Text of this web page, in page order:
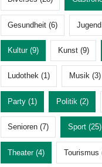
Gesundheit (6)
Kultur (9) Kunst (9)
Ludothek (1) Musik (3)
Party (1) Politik (2)
Senioren (7) Sport (25)
Theater (4) Tourismus